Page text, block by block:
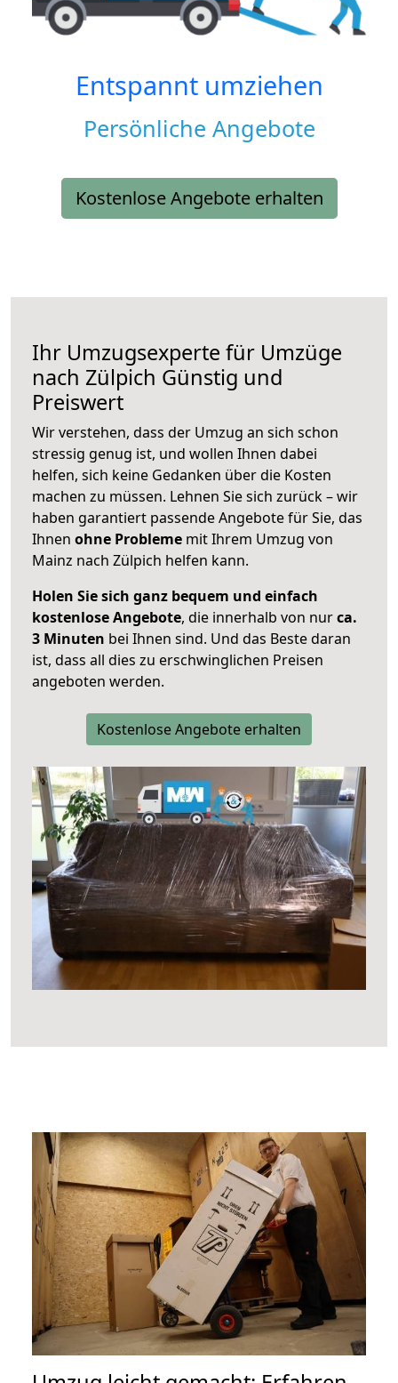
Entspannt umziehen
Persönliche Angebote
Kostenlose Angebote erhalten
Ihr Umzugsexperte für Umzüge
nach Zülpich Günstig und
Preiswert
Wir verstehen, dass der Umzug an sich schon
stressig genug ist, und wollen Ihnen dabei
helfen, sich keine Gedanken über die Kosten
machen zu müssen. Lehnen Sie sich zurück – wir
haben garantiert passende Angebote für Sie, das
Ihnen ohne Probleme mit Ihrem Umzug von
Mainz nach Zülpich helfen kann.
Holen Sie sich ganz bequem und einfach
kostenlose Angebote, die innerhalb von nurca.
3 Minuten bei Ihnen sind. Und das Beste daran
ist, dass all dies zu erschwinglichen Preisen
angeboten werden.
Kostenlose Angebote erhalten